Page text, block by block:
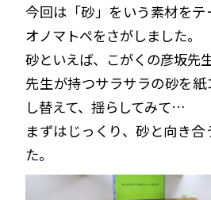
今回は「砂」をいう素材を
オノマトペをさがしました。
砂といえば、こがくの彦坂先
先生が持つサラサラの砂を
し替えて、揺らしてみて…
まずはじっくり、砂と向き
た。